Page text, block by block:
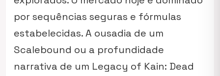
por sequências seguras e fórmulas
estabelecidas. A ousadia de um
Scalebound ou a profundidade
narrativa de um Legacy of Kain: Dead